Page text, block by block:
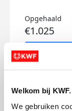
Welkom bij
We gebruiken
Opgehaald
€1.025
Doneer
Mijn